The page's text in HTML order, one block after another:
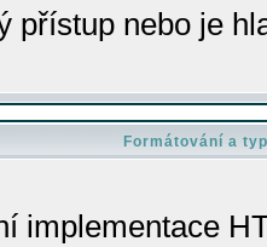
přístup nebo je
Formátování a
implementace